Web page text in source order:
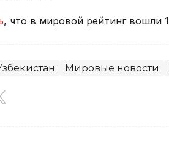
, что в мировой рейтинг вошли
Мировые новости